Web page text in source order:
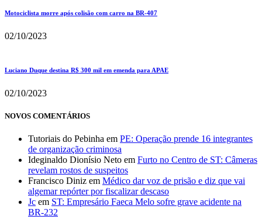
Motociclista morre após colisão com carro na BR-407
02/10/2023
Luciano Duque destina R$ 300 mil em emenda para APAE
02/10/2023
NOVOS COMENTÁRIOS
Tutoriais do Pebinha em PE: Operação prende 16 integrantes
de organização criminosa
Ideginaldo Dionísio Neto em Furto no Centro de ST: Câmeras
revelam rostos de suspeitos
Francisco Diniz em Médico dar voz de prisão e diz que vai
algemar repórter por fiscalizar descaso
Jc em ST: Empresário Faeca Melo sofre grave acidente na
BR-232